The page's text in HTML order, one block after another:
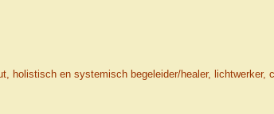
holistisch en systemisch begeleider/healer, lichtwerker,